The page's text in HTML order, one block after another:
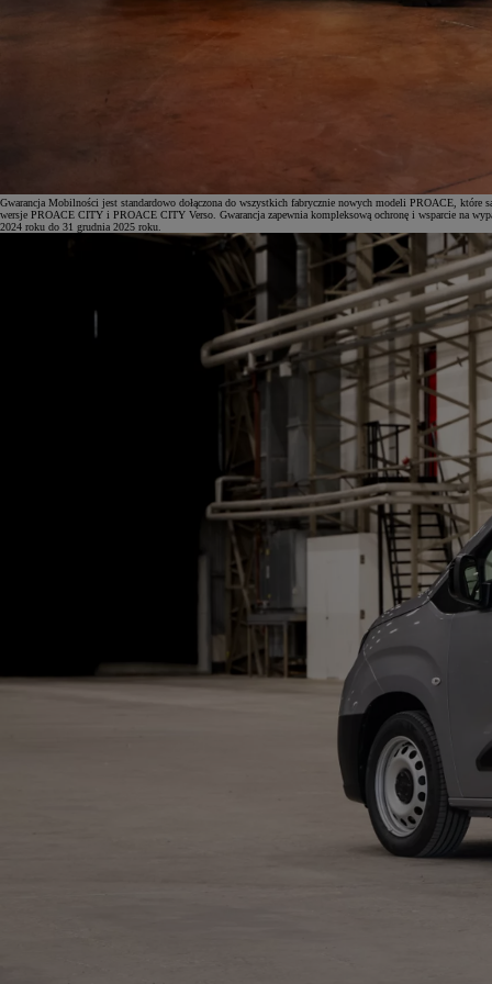
Gwarancja Mobilności jest standardowo dołączona do wszystkich fabrycznie nowych modeli PROACE,
wersje PROACE CITY i PROACE CITY Verso. Gwarancja zapewnia kompleksową ochronę i wsparcie na
2024 roku do 31 grudnia 2025 roku.